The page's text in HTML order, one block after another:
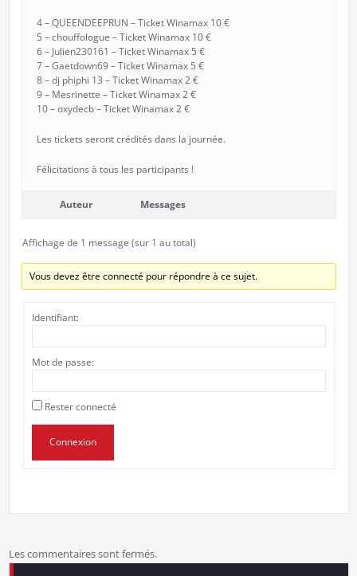
4 – QUEENDEEPRUN – Ticket Winamax 10 €
5 – chouffologue – Ticket Winamax 10 €
6 – Julien230161 – Ticket Winamax 5 €
7 – Gaetdown69 – Ticket Winamax 5 €
8 – dj phiphi 13 – Ticket Winamax 2 €
9 – Mesrinette – Ticket Winamax 2 €
10 – oxydecb – Ticket Winamax 2 €
Les tickets seront crédités dans la journée.
Félicitations à tous les participants !
Auteur Messages
Affichage de 1 message (sur 1 au total)
Vous devez être connecté pour répondre à ce sujet.
Identifiant:
Mot de passe:
Rester connecté
Connexion
Les commentaires sont fermés.